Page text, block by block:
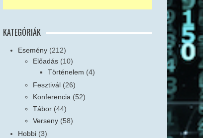
KATEGÓRIÁK
Esemény (212)
Előadás (10)
Történelem (4)
Fesztivál (26)
Konferencia (52)
Tábor (44)
Verseny (58)
Hobbi (3)